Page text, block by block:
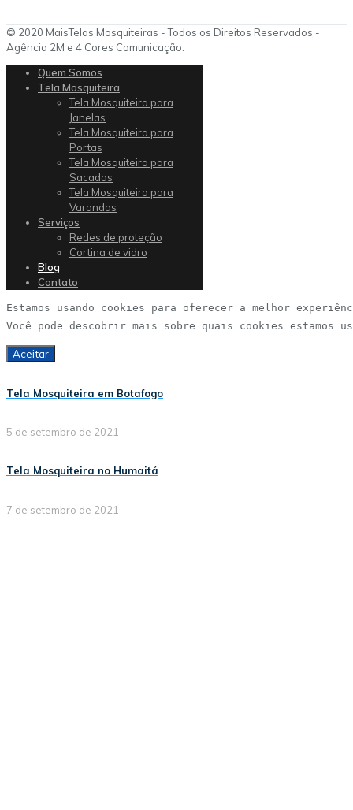
© 2020 MaisTelas Mosquiteiras - Todos os Direitos Reservados -
Agência 2M e 4 Cores Comunicação.
Quem Somos
Tela Mosquiteira
Tela Mosquiteira para
Janelas
Tela Mosquiteira para
Portas
Tela Mosquiteira para
Sacadas
Tela Mosquiteira para
Varandas
Serviços
Redes de proteção
Cortina de vidro
Blog
Contato
Estamos usando cookies para oferecer a melhor
Você pode descobrir mais sobre quais cookies estamos
Aceitar
Tela Mosquiteira em Botafogo
5 de setembro de 2021
Tela Mosquiteira no Humaitá
7 de setembro de 2021